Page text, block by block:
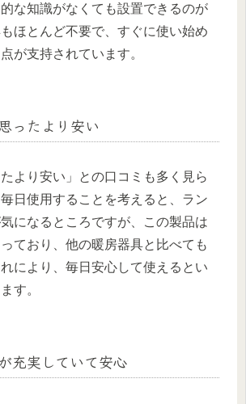
な知識がなくても設置できるのが
ほとんど不要で、すぐに使い始め
が支持されています。
ったより安い
たより安い」との口コミも多く見ら
日使用することを考えると、ラン
になるところですが、この製品は
ており、他の暖房器具と比べても
により、毎日安心して使えるとい
す。
充実していて安心